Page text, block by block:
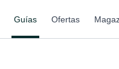
Guías Ofertas